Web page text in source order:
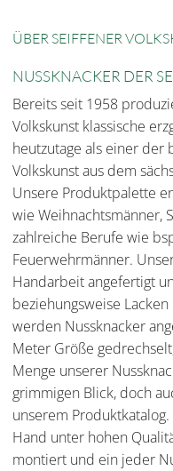
ÜBER SEIFFENER
NUSSKNACKER DER
Bereits seit 1958
Volkskunst klassische
heutzutage als einer
Volkskunst aus dem
Unsere Produktpalette
wie Weihnachtsmänner,
zahlreiche Berufe wie
Feuerwehrmänner.
Handarbeit angefertigt
beziehungsweise
werden Nussknacker
Meter Größe
Menge unserer
grimmigen Blick, doch
unserem
Hand unter hohen
montiert und ein jeder